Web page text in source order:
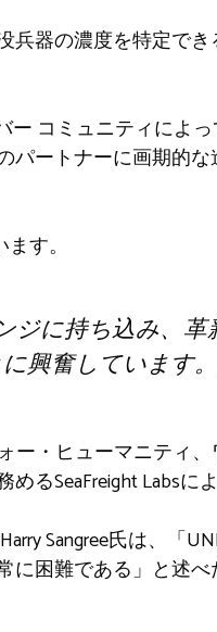
器の濃度を特定で
ー コミュニティによ
ートナーに画期的
す。
ジに持ち込み、
興奮しています。
ー・ヒューマニティ
るSeaFreight Labsに
Sangree氏は、「
困難である」と述べ